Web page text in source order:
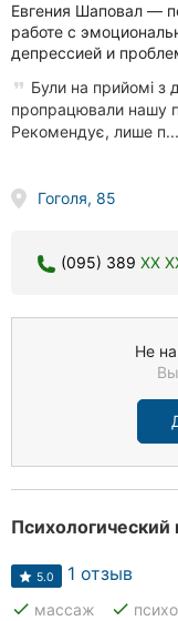
Евгения Шаповал —
работе с
депрессией и
Були на прийомі з
пропрацювали нашу
Рекомендує, лише п...
Гоголя, 85
(095) 389 XX
Не
5.0 1 отзыв
done массаж done